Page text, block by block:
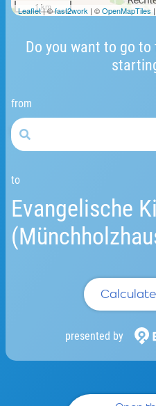
Do you want to go
from
to
Evangelische
presented by
1 km
Leaflet| ©fast2work | ©OpenMapTiles